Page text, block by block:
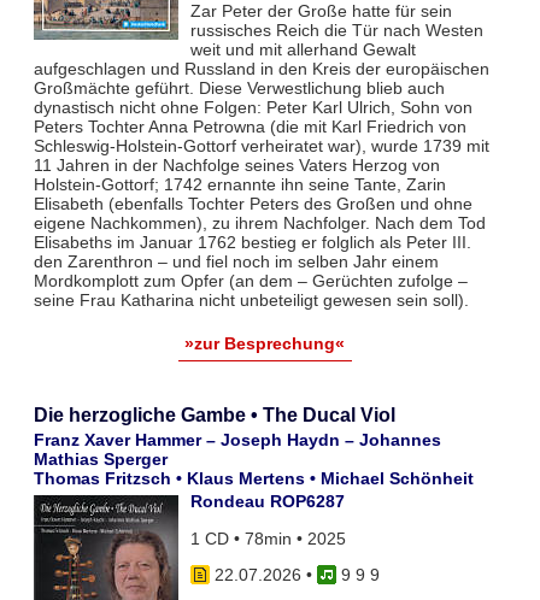
Zar Peter der Große hatte für sein
russisches Reich die Tür nach Westen
weit und mit allerhand Gewalt
aufgeschlagen und Russland in den Kreis der europäischen
Großmächte geführt. Diese Verwestlichung blieb auch
dynastisch nicht ohne Folgen: Peter Karl Ulrich, Sohn von
Peters Tochter Anna Petrowna (die mit Karl Friedrich von
Schleswig-Holstein-Gottorf verheiratet war), wurde 1739 mit
11 Jahren in der Nachfolge seines Vaters Herzog von
Holstein-Gottorf; 1742 ernannte ihn seine Tante, Zarin
Elisabeth (ebenfalls Tochter Peters des Großen und ohne
eigene Nachkommen), zu ihrem Nachfolger. Nach dem Tod
Elisabeths im Januar 1762 bestieg er folglich als Peter III.
den Zarenthron – und fiel noch im selben Jahr einem
Mordkomplott zum Opfer (an dem – Gerüchten zufolge –
seine Frau Katharina nicht unbeteiligt gewesen sein soll).
»zur Besprechung«
Die herzogliche Gambe • The Ducal Viol
Franz Xaver Hammer – Joseph Haydn – Johannes
Mathias Sperger
Thomas Fritzsch • Klaus Mertens • Michael Schönheit
Rondeau ROP6287
1 CD • 78min • 2025
22.07.2026 •
9 9 9